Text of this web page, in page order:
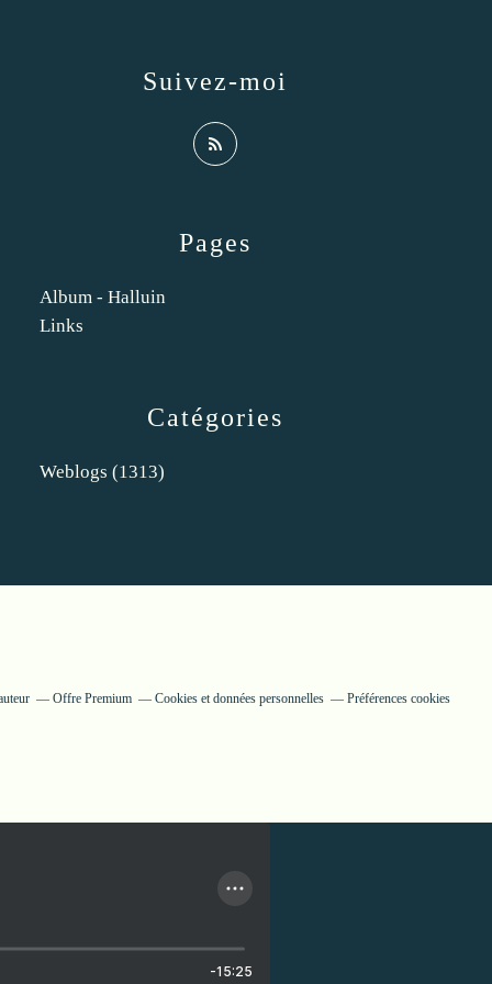
Catégories
Weblogs (1313)
Pages
Album - Halluin
Links
Suivez-moi
Offre Premium Cookies et données personnelles Préférences cookies
-15:25